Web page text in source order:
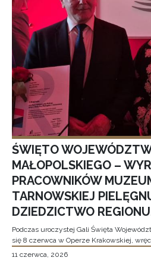
ŚWIĘTO
MAŁOPOLSKIEGO –
PRACOWNIKÓW
TARNOWSKIEJ
DZIEDZICTWO
Podczas uroczystej Gali Święta
się 8 czerwca w Operze Krakowskiej,
11 czerwca, 2026